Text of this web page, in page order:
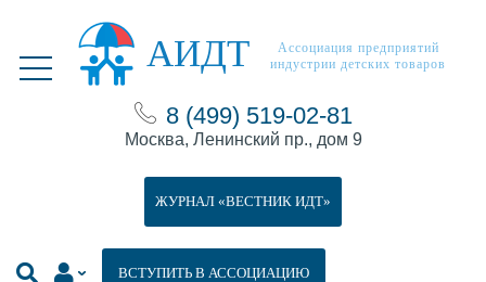
АИДТ
Ассоциация предприятий
индустрии детских товаров
8 (499) 519-02-81
Москва, Ленинский пр., дом 9
ВСТУПИТЬ В АССОЦИАЦИЮ
ЖУРНАЛ «ВЕСТНИК ИДТ»